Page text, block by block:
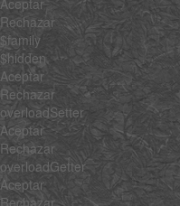
Rechazar
$family
$hidden
Aceptar
Rechazar
overloadSetter
Aceptar
Rechazar
overloadGetter
Aceptar
Rechazar